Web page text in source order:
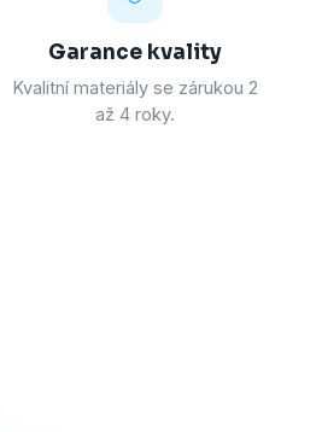
Garance kvality
Kvalitní materiály se zárukou 2
až 4 roky.